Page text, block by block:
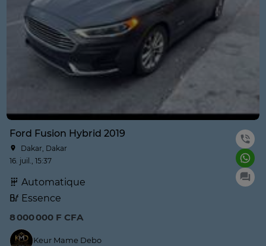
Ford Fusion Hybrid 2019
Dakar, Dakar
16. juil., 15:37
Automatique
Essence
8 000 000 F CFA
Keur Mame Debo